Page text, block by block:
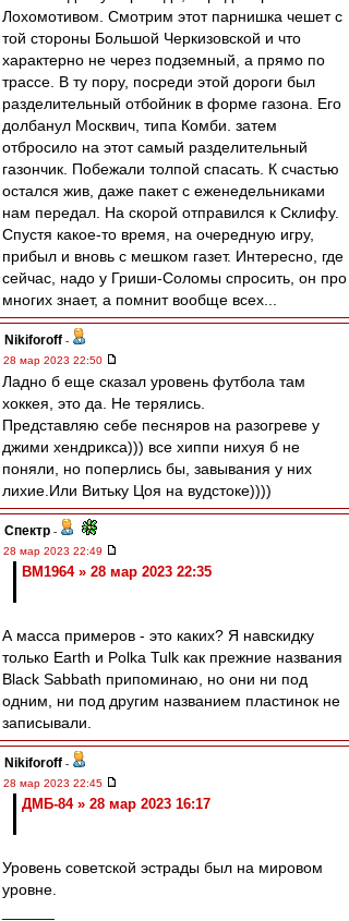
Лохомотивом. Смотрим этот парнишка чешет с
той стороны Большой Черкизовской и что
характерно не через подземный, а прямо по
трассе. В ту пору, посреди этой дороги был
разделительный отбойник в форме газона. Его
долбанул Москвич, типа Комби. затем
отбросило на этот самый разделительный
газончик. Побежали толпой спасать. К счастью
остался жив, даже пакет с еженедельниками
нам передал. На скорой отправился к Склифу.
Спустя какое-то время, на очередную игру,
прибыл и вновь с мешком газет. Интересно, где
сейчас, надо у Гриши-Соломы спросить, он про
многих знает, а помнит вообще всех...
Nikiforoff -
28 мар 2023 22:50
Ладно б еще сказал уровень футбола там
хоккея, это да. Не терялись.
Представляю себе песняров на разогреве у
джими хендрикса))) все хиппи нихуя б не
поняли, но поперлись бы, завывания у них
лихие.Или Витьку Цоя на вудстоке))))
Спектр -
28 мар 2023 22:49
BM1964 » 28 мар 2023 22:35
А масса примеров - это каких? Я навскидку
только Earth и Polka Tulk как прежние названия
Black Sabbath припоминаю, но они ни под
одним, ни под другим названием пластинок не
записывали.
Nikiforoff -
28 мар 2023 22:45
ДМБ-84 » 28 мар 2023 16:17
Уровень советской эстрады был на мировом
уровне.